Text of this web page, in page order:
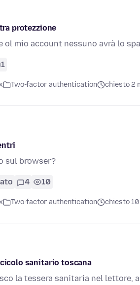
protezzione
ol mio account nessuno avrà lo
1
Two-factor authentication chiesto 2
sul browser?
4 10
Two-factor authentication chiesto
sanitario toscana
la tessera sanitaria nel lettore,